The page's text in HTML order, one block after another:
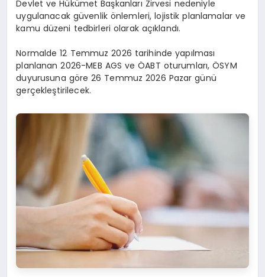
Devlet ve Hükümet Başkanları Zirvesi nedeniyle
uygulanacak güvenlik önlemleri, lojistik planlamalar ve
kamu düzeni tedbirleri olarak açıklandı.
Normalde 12 Temmuz 2026 tarihinde yapılması
planlanan 2026-MEB AGS ve ÖABT oturumları, ÖSYM
duyurusuna göre 26 Temmuz 2026 Pazar günü
gerçekleştirilecek.